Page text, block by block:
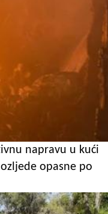
napravu u kući
opasne po